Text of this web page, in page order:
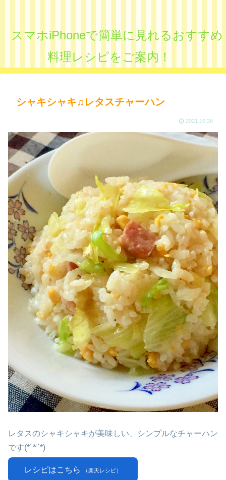
スマホiPhoneで簡単に見れるおすすめ
料理レシピをご案内！
シャキシャキ♫レタスチャーハン
2021.10.26
レタスのシャキシャキが美味しい、シンプルなチャーハン
です(*´꒳`*)
レシピはこちら （楽天レシピ）